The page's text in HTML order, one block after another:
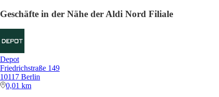
Geschäfte in der Nähe der Aldi Nord Filiale
Depot
Friedrichstraße 149
10117 Berlin
0,01 km